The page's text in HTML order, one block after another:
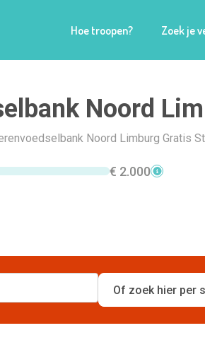
Hoe troopen? Zoek je
Noord
Noord Limburg Gratis
€ 2.000